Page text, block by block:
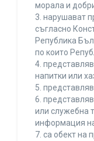
морала и
3. нарушават
съгласно
Република
по които
4.
напитки или
5.
6.
или служебна
информация
7. са обект на